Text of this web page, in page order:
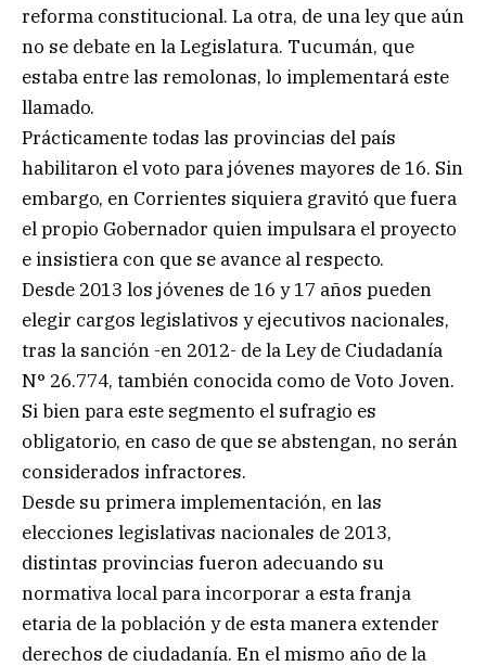
reforma constitucional. La otra, de una ley que aún
no se debate en la Legislatura. Tucumán, que
estaba entre las remolonas, lo implementará este
llamado.
Prácticamente todas las provincias del país
habilitaron el voto para jóvenes mayores de 16. Sin
embargo, en Corrientes siquiera gravitó que fuera
el propio Gobernador quien impulsara el proyecto
e insistiera con que se avance al respecto.
Desde 2013 los jóvenes de 16 y 17 años pueden
elegir cargos legislativos y ejecutivos nacionales,
tras la sanción -en 2012- de la Ley de Ciudadanía
N° 26.774, también conocida como de Voto Joven.
Si bien para este segmento el sufragio es
obligatorio, en caso de que se abstengan, no serán
considerados infractores.
Desde su primera implementación, en las
elecciones legislativas nacionales de 2013,
distintas provincias fueron adecuando su
normativa local para incorporar a esta franja
etaria de la población y de esta manera extender
derechos de ciudadanía. En el mismo año de la